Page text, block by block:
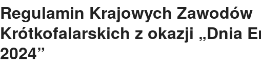
Regulamin Krajowych Zawodów
Krótkofalarskich z okazji „Dnia
2024”